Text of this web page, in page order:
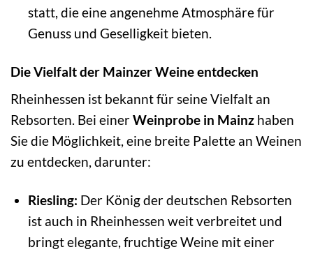
statt, die eine angenehme Atmosphäre für
Genuss und Geselligkeit bieten.
Die Vielfalt der Mainzer Weine entdecken
Rheinhessen ist bekannt für seine Vielfalt an
Rebsorten. Bei einerWeinprobe in Mainz haben
Sie die Möglichkeit, eine breite Palette an Weinen
zu entdecken, darunter:
Riesling: Der König der deutschen Rebsorten
ist auch in Rheinhessen weit verbreitet und
bringt elegante, fruchtige Weine mit einer